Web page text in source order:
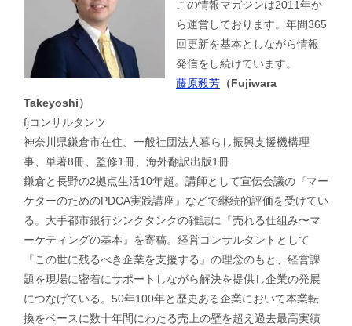
この情報マガジンは2011年か
ら運営しております。年間365
回更新を基本としながら情報
発信をし続けています。
藤原毅芳 （Fujiwara
Takeyoshi）
fjコンサルタンツ
神奈川県鎌倉市在住、一般社団法人暮らし振興支援機構理
事、単著8冊、監修1冊、海外翻訳出版1冊
鎌倉と長野の2拠点生活10年超。講師として宣伝会議の『マー
ケターのためのPDCA実践講座』などで継続的評価を受けてい
る。大手都市銀行シンクタンクの雑誌に『売れる仕組み〜マ
ーケティングの基本』を寄稿。経営コンサルタントとして
『この世に残るべき企業を支援する』の理念のもと、経営課
題を現場に密着にサポートしながら解決を提供し企業の発展
につなげている。50年100年と歴史ある企業において本業転
換をベースに数十年間にわたる売上の壁を超え過去最高実績